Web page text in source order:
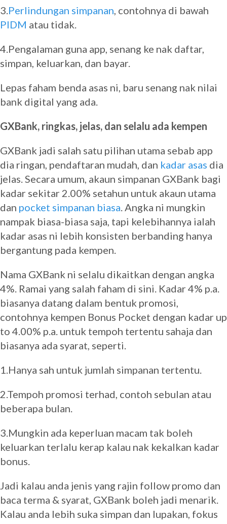
3.Perlindungan simpanan, contohnya di bawah
PIDM atau tidak.
4.Pengalaman guna app, senang ke nak daftar,
simpan, keluarkan, dan bayar.
Lepas faham benda asas ni, baru senang nak nilai
bank digital yang ada.
GXBank, ringkas, jelas, dan selalu ada kempen
GXBank jadi salah satu pilihan utama sebab app
dia ringan, pendaftaran mudah, dan kadar asas dia
jelas. Secara umum, akaun simpanan GXBank bagi
kadar sekitar 2.00% setahun untuk akaun utama
dan pocket simpanan biasa. Angka ni mungkin
nampak biasa-biasa saja, tapi kelebihannya ialah
kadar asas ni lebih konsisten berbanding hanya
bergantung pada kempen.
Nama GXBank ni selalu dikaitkan dengan angka
4%. Ramai yang salah faham di sini. Kadar 4% p.a.
biasanya datang dalam bentuk promosi,
contohnya kempen Bonus Pocket dengan kadar up
to 4.00% p.a. untuk tempoh tertentu sahaja dan
biasanya ada syarat, seperti.
1.Hanya sah untuk jumlah simpanan tertentu.
2.Tempoh promosi terhad, contoh sebulan atau
beberapa bulan.
3.Mungkin ada keperluan macam tak boleh
keluarkan terlalu kerap kalau nak kekalkan kadar
bonus.
Jadi kalau anda jenis yang rajin follow promo dan
baca terma & syarat, GXBank boleh jadi menarik.
Kalau anda lebih suka simpan dan lupakan, fokus